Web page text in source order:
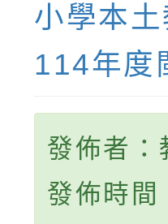
小學本
114年度
發佈者：
發佈時